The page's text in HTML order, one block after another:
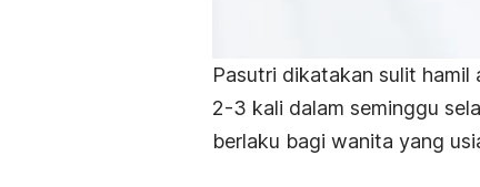
Pasutri dikatakan sulit hamil
2-3 kali dalam seminggu
berlaku bagi wanita yang